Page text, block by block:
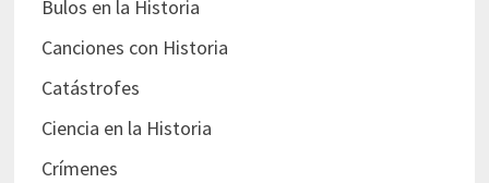
Bulos en la Historia
Canciones con Historia
Catástrofes
Ciencia en la Historia
Crímenes